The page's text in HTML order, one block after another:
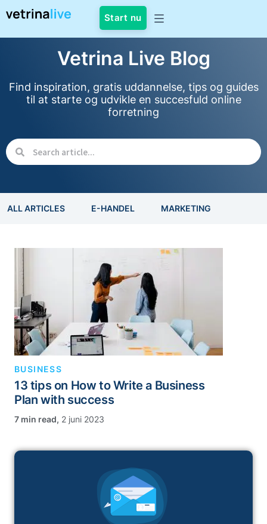
Start nu
Vetrina Live Blog
Find inspiration, gratis uddannelse, tips og guides
til at starte og udvikle en succesfuld online
forretning
ALL ARTICLES E-HANDEL MARKETING
BUSINESS
13 tips on How to Write a Business
Plan with success
, 2 juni 2023